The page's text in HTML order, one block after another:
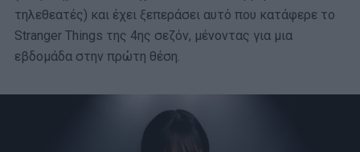
τηλεθεατές) και έχει ξεπεράσει αυτό που κατάφερε το
Stranger Things της 4ης σεζόν, μένοντας για μια
εβδομάδα στην πρώτη θέση.